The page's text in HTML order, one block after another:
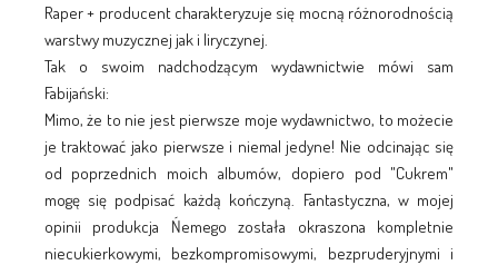
Raper + producent charakteryzuje się mocną różnorodnością
warstwy muzycznej jak i liryczynej.
Tak o swoim nadchodzącym wydawnictwie mówi sam
Fabijański:
Mimo, że to nie jest pierwsze moje wydawnictwo, to możecie
je traktować jako pierwsze i niemal jedyne! Nie odcinając się
od poprzednich moich albumów, dopiero pod "Cukrem"
mogę się podpisać każdą kończyną. Fantastyczna, w mojej
opinii produkcja Ńemego została okraszona kompletnie
niecukierkowymi, bezkompromisowymi, bezpruderyjnymi i